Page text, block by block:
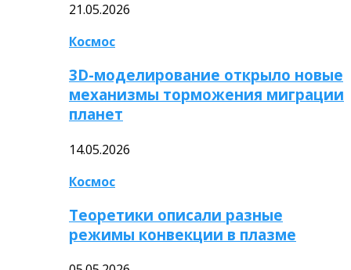
21.05.2026
Космос
3D-моделирование открыло новые
механизмы торможения миграции
планет
14.05.2026
Космос
Теоретики описали разные
режимы конвекции в плазме